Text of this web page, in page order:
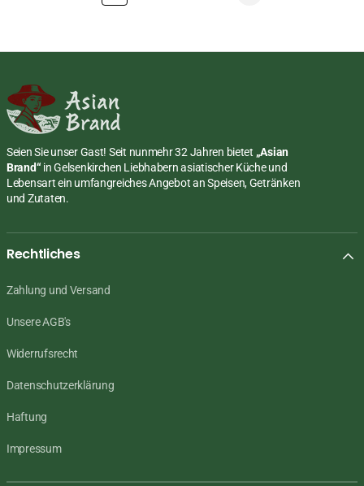
Seien Sie unser Gast! Seit nunmehr 32 Jahren bietet „Asian
Brand“ in Gelsenkirchen Liebhabern asiatischer Küche und
Lebensart ein umfangreiches Angebot an Speisen, Getränken
und Zutaten.
Rechtliches
Zahlung und Versand
Unsere AGB's
Widerrufsrecht
Datenschutzerklärung
Haftung
Impressum